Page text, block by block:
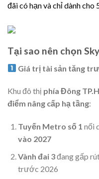
đãi có hạn và chỉ dành cho
Tại sao nên chọn
Giá trị tài sản tăng
Khu đô thị phía Đông
điểm nâng cấp hạ tầng:
Tuyến Metro số 1 nối
vào 2027
Vành đai 3đang gấp
trước 2026